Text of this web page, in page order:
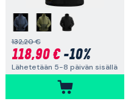
132,20 €
118,90 €-10%
Lähetetään 5-8 päivän sisällä